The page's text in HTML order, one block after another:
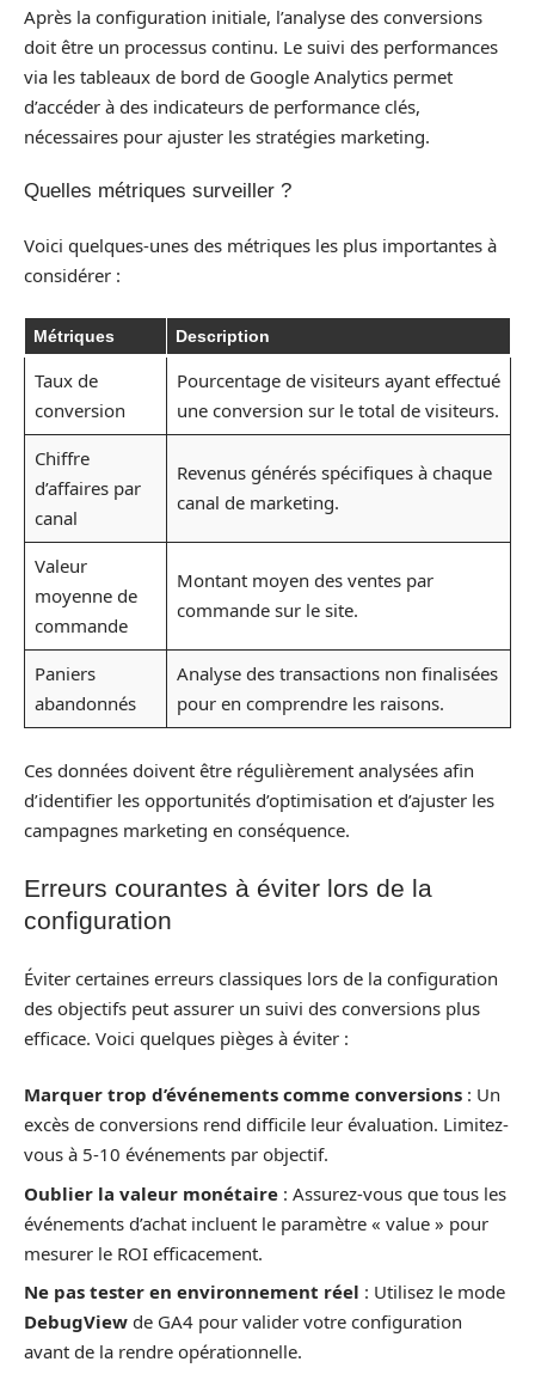
Après la configuration initiale, l’analyse des conversions
doit être un processus continu. Le suivi des performances
via les tableaux de bord de Google Analytics permet
d’accéder à des indicateurs de performance clés,
nécessaires pour ajuster les stratégies marketing.
Quelles métriques surveiller ?
Voici quelques-unes des métriques les plus importantes à
considérer :
Métriques Description
Taux de
conversion
Pourcentage de visiteurs ayant effectué
une conversion sur le total de visiteurs.
Chiffre
d’affaires par
canal
Revenus générés spécifiques à chaque
canal de marketing.
Valeur
moyenne de
commande
Montant moyen des ventes par
commande sur le site.
Paniers
abandonnés
Analyse des transactions non finalisées
pour en comprendre les raisons.
Ces données doivent être régulièrement analysées afin
d’identifier les opportunités d’optimisation et d’ajuster les
campagnes marketing en conséquence.
Erreurs courantes à éviter lors de la
configuration
Éviter certaines erreurs classiques lors de la configuration
des objectifs peut assurer un suivi des conversions plus
efficace. Voici quelques pièges à éviter :
Marquer trop d’événements comme conversions : Un
excès de conversions rend difficile leur évaluation. Limitez-
vous à 5-10 événements par objectif.
Oublier la valeur monétaire : Assurez-vous que tous les
événements d’achat incluent le paramètre « value » pour
mesurer le ROI efficacement.
Ne pas tester en environnement réel : Utilisez le mode
DebugView de GA4 pour valider votre configuration
avant de la rendre opérationnelle.